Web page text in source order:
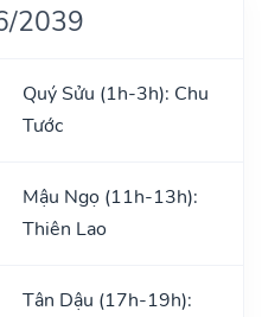
2039
Quý Sửu (1h-3h): Chu
Tước
Mậu Ngọ (11h-13h):
Thiên Lao
Tân Dậu (17h-19h):